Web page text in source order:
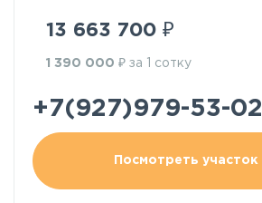
13 663 700 ₽
1 390 000 ₽ за 1 сотку
+7(927)979-53-02
Посмотреть участок